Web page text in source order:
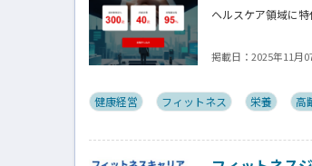
ヘルスケア領域に
スポーツヘルスケ
月４日（木）にベル
加いただいておりま
掲載日： 2025年11月
健康経営 フィットネス 栄養 高